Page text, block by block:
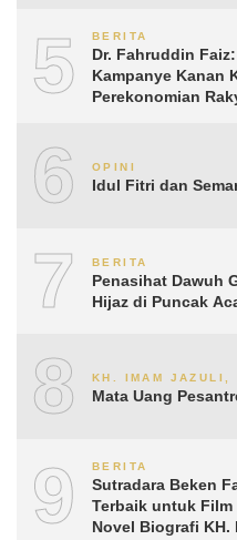
5 BERITA
Dr. Fahruddin
Kampanye Kanan
Perekonomian
6 OPINI
Idul Fitri dan
7 BERITA
Penasihat Dawuh
Hijaz di Puncak
8 KH. IMAM JAZULI,
Mata Uang
9 BERITA
Sutradara Beken
Terbaik untuk
Novel Biografi KH.